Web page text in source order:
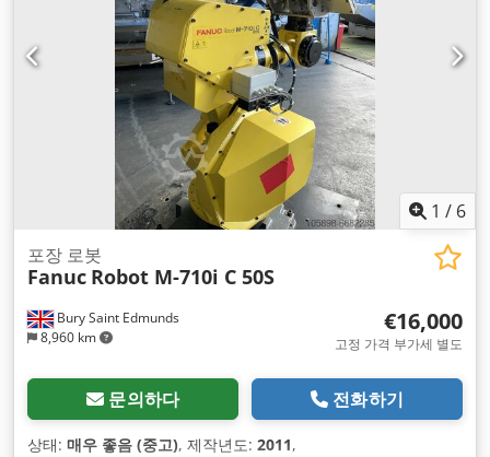
1 / 6
Bury Saint Edmunds
8,960 km
포장 로봇
Fanuc Robot M-710i C 50S
€16,000
고정 가격 부가세 별도
문의하다 전화하기
상태: 매우 좋음 (중고), 제작년도: 2011,